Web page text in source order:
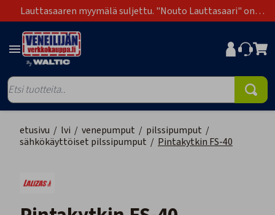
Lauttasaaren myymälä suljettu. "Nouto Lauttasaari" on
poistunut toimitustapavaihtoehdoista.
etusivu / lvi / venepumput / pilssipumput /
sähkökäyttöiset pilssipumput / Pintakytkin FS-40